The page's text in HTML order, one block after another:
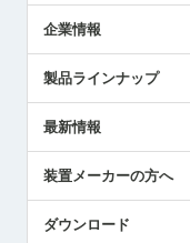
企業情報
ごあいさつ
受賞履歴
採用情報
国/地域/言語
製品ラインナップ
ツールセッタ製品
エアマイクロセンサ製品
最新情報
メトロールの技術
社員ブログ
装置メーカーの方へ
ダウンロード